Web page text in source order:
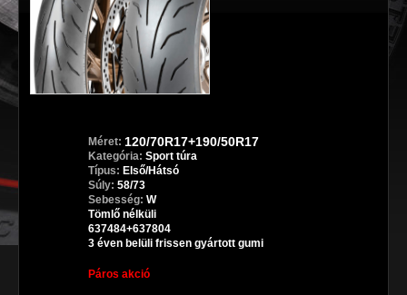
Méret: 120/70R17+190/50R17
Kategória: Sport túra
Típus: Első/Hátsó
Súly: 58/73
Sebesség: W
Tömlő nélküli
637484+637804
3 éven belüli frissen gyártott gumi
Páros akció